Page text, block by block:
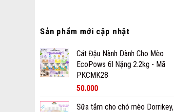
Sản phẩm mới cập nhật
Cát Đậu Nành Dành Cho Mèo
EcoPows 6l Nặng 2.2kg - Mã
PKCMK28
50.000
Sữa tắm cho chó mèo Dorrikey,